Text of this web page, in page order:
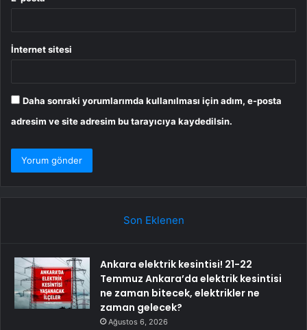
İnternet sitesi
Daha sonraki yorumlarımda kullanılması için adım, e-posta
adresim ve site adresim bu tarayıcıya kaydedilsin.
Son Eklenen
Ankara elektrik kesintisi! 21-22
Temmuz Ankara’da elektrik kesintisi
ne zaman bitecek, elektrikler ne
zaman gelecek?
Ağustos 6, 2026